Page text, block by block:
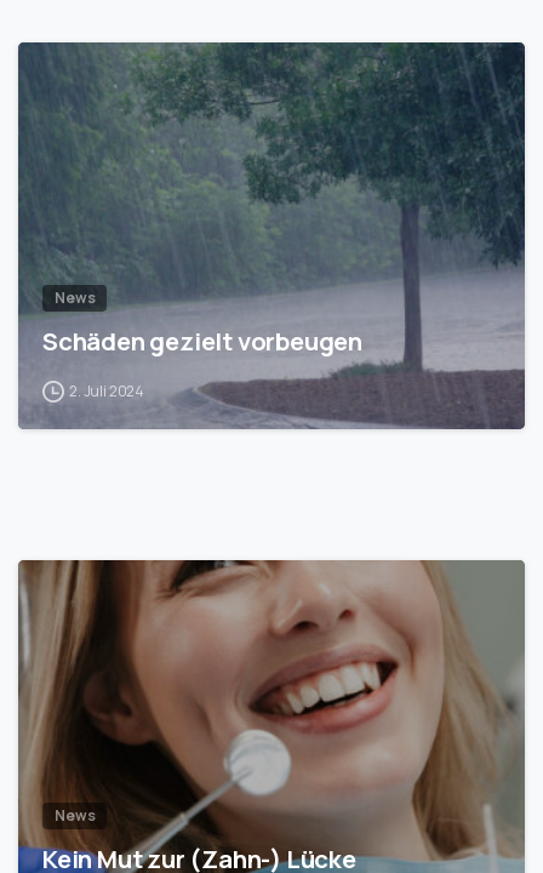
1
News
Schäden gezielt vorbeugen
2. Juli 2024
News
Kein Mut zur (Zahn-) Lücke